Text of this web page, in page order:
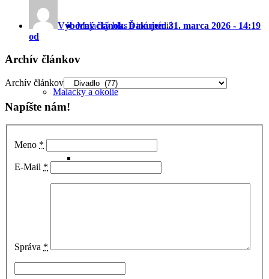
Malacký hlas a iné médiá
Malacky a okolie
Výborný článok. Ďakujem.31. marca 2026 - 14:19
od
Archív článkov
Archív článkov
Napíšte nám!
Meno *
E-Mail *
Správa *